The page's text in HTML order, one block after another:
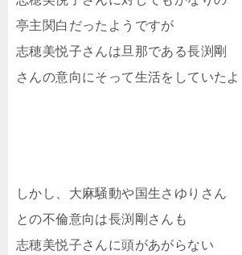
亭主関白だったようですが
志穂美悦子さんは旦那である長渕剛
さんの意向にそって生活をしていたよ
しかし、大麻騒動や国生さゆりさん
との不倫意向は長渕剛さんも
志穂美悦子さんに頭があがらない